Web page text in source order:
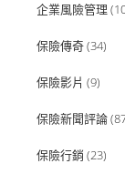
企業風險管理
保險傳奇(34)
保險影片 (9)
保險新聞評論
保險行銷 (23)